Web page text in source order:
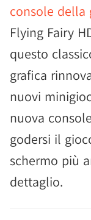
console della
Flying Fairy
questo
grafica
nuovi
nuova
godersi il
schermo più
dettaglio.